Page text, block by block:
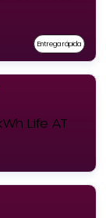
Entrega rápida